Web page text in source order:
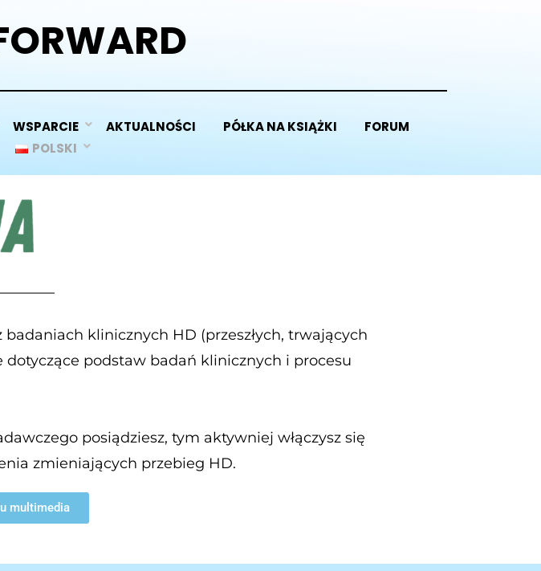
WSPARCIE AKTUALNOŚCI PÓŁKA NA KSIĄŻKI
FORUM
POLSKI
klinicznych HD (przeszłych, trwających
dotyczące podstaw badań klinicznych i procesu
posiądziesz, tym aktywniej włączysz się
zmieniających przebieg HD.
multimedia